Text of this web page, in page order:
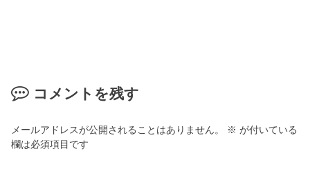
コメントを残す
メールアドレスが公開されることはありません。 ※ が付いている
欄は必須項目です